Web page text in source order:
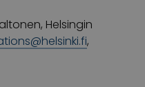
Helsingin
,